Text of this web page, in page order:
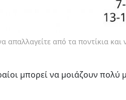
απαλλαγείτε από τα ποντίκια
μπορεί να μοιάζουν πολύ